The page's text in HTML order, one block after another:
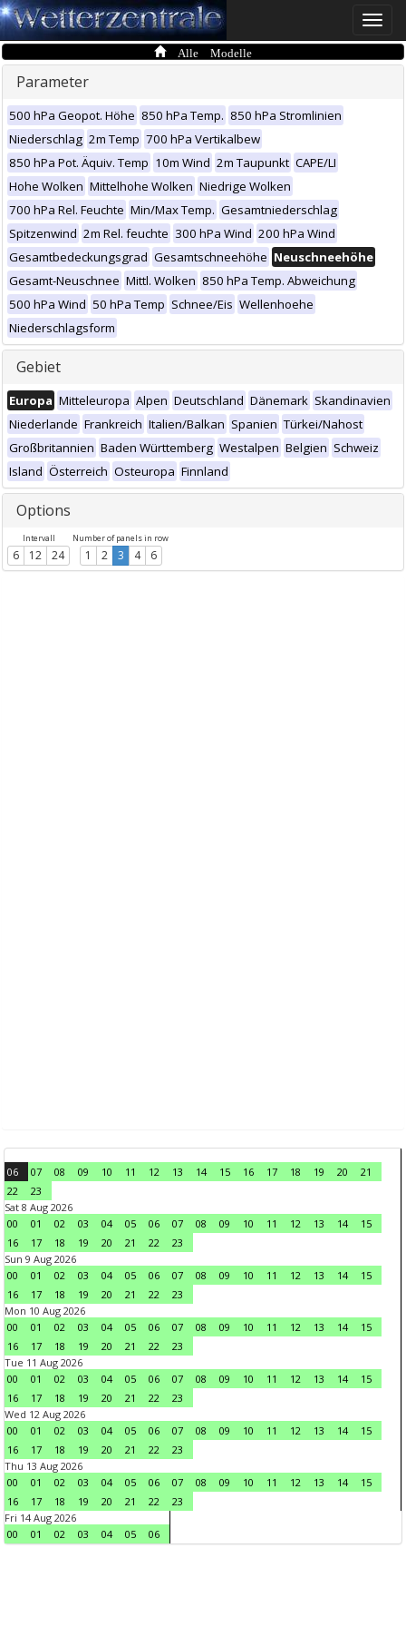
Toggle
Alle Modelle
Parameter
500 hPa Geopot. Höhe 850 hPa Temp. 850 hPa Stromlinien
Niederschlag 2m Temp 700 hPa Vertikalbew
850 hPa Pot. Äquiv. Temp 10m Wind 2m Taupunkt CAPE/LI
Hohe Wolken Mittelhohe Wolken Niedrige Wolken
700 hPa Rel. Feuchte Min/Max Temp. Gesamtniederschlag
Spitzenwind 2m Rel. feuchte 300 hPa Wind 200 hPa Wind
Gesamtbedeckungsgrad Gesamtschneehöhe Neuschneehöhe
Gesamt-Neuschnee Mittl. Wolken 850 hPa Temp. Abweichung
500 hPa Wind 50 hPa Temp Schnee/Eis Wellenhoehe
Niederschlagsform
Gebiet
Europa Mitteleuropa Alpen Deutschland Dänemark Skandinavien
Niederlande Frankreich Italien/Balkan Spanien Türkei/Nahost
Großbritannien Baden Württemberg Westalpen Belgien Schweiz
Island Österreich Osteuropa Finnland
Options
Intervall
6 12 24
Number of panels in row
1 2 3 4 6
06 07 08 09 10 11 12 13 14 15 16 17 18 19 20
21
22
23
Sat 8 Aug 2026
00
01 02 03 04 05 06 07 08 09 10 11 12 13 14
15
16
17 18 19 20 21 22
23
Sun 9 Aug 2026
00
01 02 03 04 05 06 07 08 09 10 11 12 13 14
15
16
17 18 19 20 21 22
23
Mon 10 Aug 2026
00
01 02 03 04 05 06 07 08 09 10 11 12 13 14
15
16
17 18 19 20 21 22
23
Tue 11 Aug 2026
00
01 02 03 04 05 06 07 08 09 10 11 12 13 14
15
16
17 18 19 20 21 22
23
Wed 12 Aug 2026
00
01 02 03 04 05 06 07 08 09 10 11 12 13 14
15
16
17 18 19 20 21 22
23
Thu 13 Aug 2026
00
01 02 03 04 05 06 07 08 09 10 11 12 13 14
15
16
17 18 19 20 21 22
23
Fri 14 Aug 2026
00
01 02 03 04 05 06